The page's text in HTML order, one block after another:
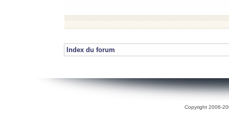
Index du forum
Copyright 2006-